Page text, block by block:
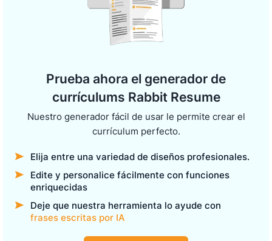
Prueba ahora el generador de
currículums Rabbit Resume
Nuestro generador fácil de usar le permite crear el
currículum perfecto.
Elija entre una variedad de diseños profesionales.
Edite y personalice fácilmente con funciones
enriquecidas
Deje que nuestra herramienta lo ayude con
frases escritas por IA